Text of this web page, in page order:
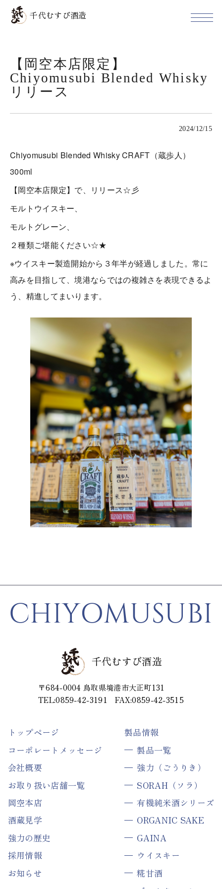
千代むすび酒造
【岡空本店限定】
Chiyomusubi Blended Whisky
リリース
2024/12/15
Chiyomusubi Blended Whisky CRAFT（蔵歩人）
300ml
【岡空本店限定】で、リリース☆彡
モルトウイスキー、
モルトグレーン、
２種類ご堪能ください☆★
※ウイスキー製造開始から３年半が経過しました。常に
高みを目指して、境港ならではの複雑さを表現できるよ
う、精進してまいります。
CHIYOMUSUBI
千代むすび酒造
〒684-0004 鳥取県境港市大正町131
TEL:0859-42-3191FAX:0859-42-3515
トップページ
コーポレートメッセージ
会社概要
お取り扱い店舗一覧
岡空本店
酒蔵見学
強力の歴史
採用情報
お知らせ
製品情報
製品一覧
強力（ごうりき）
SORAH（ソラ）
有機純米酒シリーズ
ORGANIC SAKE
GAINA
ウイスキー
糀甘酒